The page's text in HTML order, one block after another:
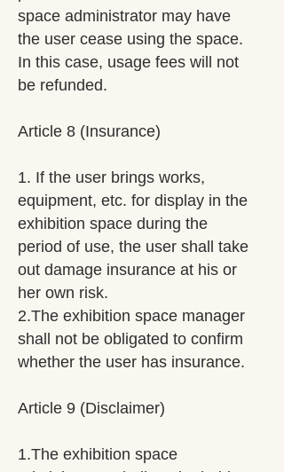
space administrator may have
the user cease using the space.
In this case, usage fees will not
be refunded.
Article 8 (Insurance)
1. If the user brings works,
equipment, etc. for display in the
exhibition space during the
period of use, the user shall take
out damage insurance at his or
her own risk.
2.The exhibition space manager
shall not be obligated to confirm
whether the user has insurance.
Article 9 (Disclaimer)
1.The exhibition space